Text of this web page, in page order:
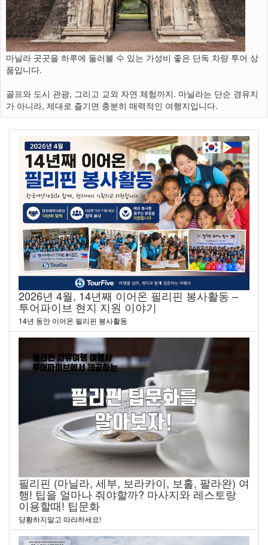
마닐라 곳곳을 하루에 둘러볼 수 있는 가성비 좋은 단독 차량 투어 상
품입니다.
골프와 도시 관광, 그리고 교외 자연 체험까지. 마닐라는 단순 경유지
가 아니라, 제대로 즐기면 충분히 매력적인 여행지입니다.
2026년 4월, 14년째 이어온 필리핀 봉사활동 –
투어파이브 현지 지원 이야기
14년 동안 이어온 필리핀 봉사활동
필리핀 (마닐라, 세부, 보라카이, 보홀, 팔라완) 여
행! 팁을 얼마나 줘야할까? 마사지와 레스토랑
이용할때! 팁문화
당황하지말고 따라하세요!